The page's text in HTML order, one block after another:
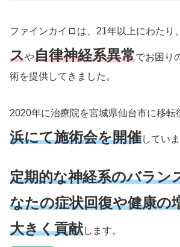
ファインカイロは、21年以上にわたり
スや自律神経系異常でお困り
術を提供してきました。
2020年に治療院を宮城県仙台市に移転
浜にて施術会を開催していま
定期的な神経系のバラン
なたの症状回復や健康の
大きく貢献します。